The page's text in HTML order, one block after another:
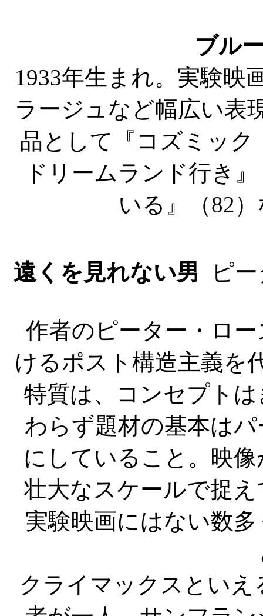
ブル
1933年生まれ。実験映
ラージュなど幅広い表
品として『コズミック
ドリームランド行き
いる』（82
遠くを見れない男 ピー
作者のピーター・ロ
けるポスト構造主義を
特質は、コンセプト
わらず題材の基本は
にしていること。映
壮大なスケールで捉
実験映画にはない数
クライマックスといえ